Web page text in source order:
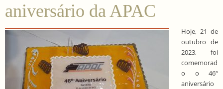
aniversário da APAC
Hoje, 21 de
outubro de
2023, foi
comemorad
o o 46º
aniversário